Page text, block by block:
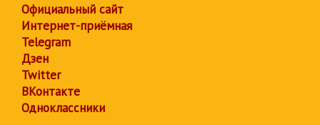
Официальный сайт
Интернет-приёмная
Telegram
Дзен
Twitter
ВКонтакте
Одноклассники